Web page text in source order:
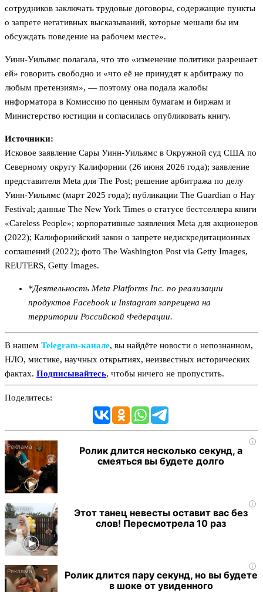
сотрудников заключать трудовые договоры, содержащие пункты
о запрете негативных высказываний, которые мешали бы им
обсуждать поведение на рабочем месте».
Уинн-Уильямс полагала, что это «изменение политики разрешает
ей» говорить свободно и «что её не принудят к арбитражу по
любым претензиям», — поэтому она подала жалобы
информатора в Комиссию по ценным бумагам и биржам и
Министерство юстиции и согласилась опубликовать книгу.
Источники:
Исковое заявление Сары Уинн-Уильямс в Окружной суд США по
Северному округу Калифорнии (26 июня 2026 года); заявление
представителя Meta для The Post; решение арбитража по делу
Уинн-Уильямс (март 2025 года); публикации The Guardian о Hay
Festival; данные The New York Times о статусе бестселлера книги
«Careless People»; корпоративные заявления Meta для акционеров
(2022); Калифорнийский закон о запрете недискредитационных
соглашений (2022); фото The Washington Post via Getty Images,
REUTERS, Getty Images.
*Деятельность Meta Platforms Inc. по реализации
продуктов Facebook и Instagram запрещена на
территории Российской Федерации.
В нашем Telegram‑канале, вы найдёте новости о непознанном,
НЛО, мистике, научных открытиях, неизвестных исторических
фактах. Подписывайтесь, чтобы ничего не пропустить.
Поделитесь:
i
Ролик длится несколько секунд, а
смеяться вы будете долго
i
Этот танец невесты оставит вас без
слов! Пересмотрела 10 раз
i
Ролик длится пару секунд, но вы будете
в шоке от увиденного